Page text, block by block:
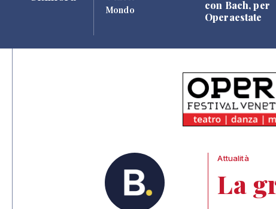
Mondo
con Bach, per
Operaestate
Attualità
La